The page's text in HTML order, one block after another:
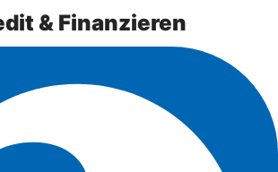
& Finanzieren